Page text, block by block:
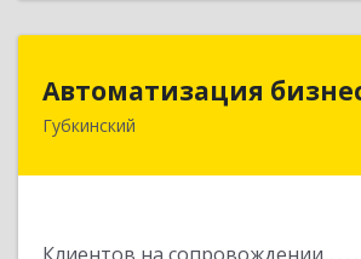
Автоматизация
Губкинский629830, Ямало-Ненецкий АО,